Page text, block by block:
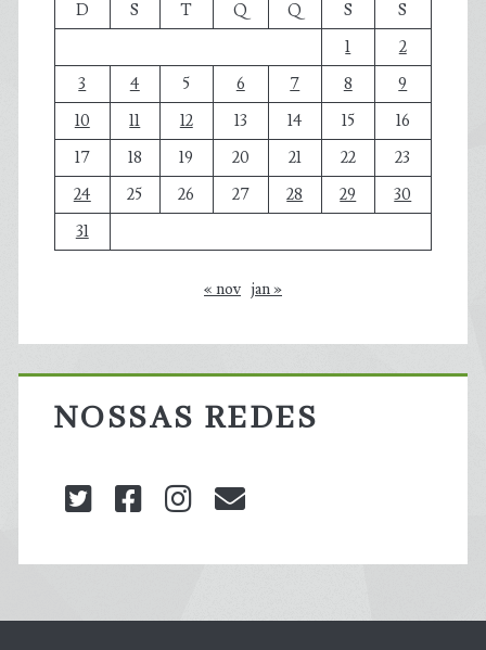
D
S T Q Q S
S
1
2
3
4 5 6 7 8
9
10
11 12 13 14 15
16
17
18 19 20 21 22
23
24
25 26 27 28 29
30
31
« nov jan »
NOSSAS REDES
twitterfacebookinstagram